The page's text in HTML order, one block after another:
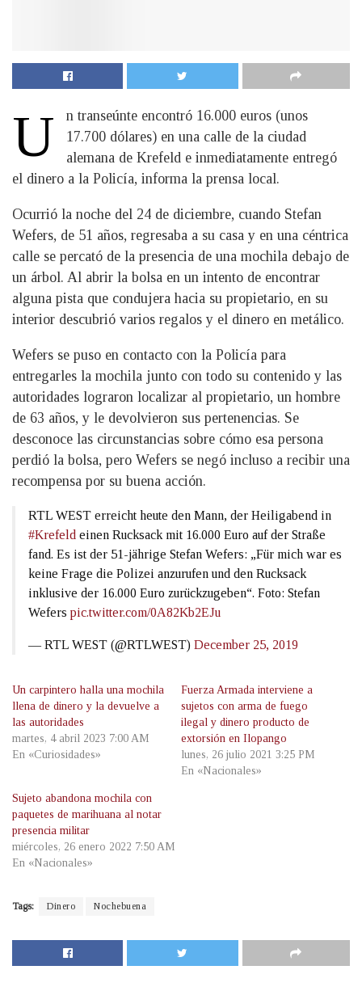
U
n transeúnte encontró 16.000 euros (unos
17.700 dólares) en una calle de la ciudad
alemana de Krefeld e inmediatamente entregó
el dinero a la Policía, informa la prensa local.
Ocurrió la noche del 24 de diciembre, cuando Stefan
Wefers, de 51 años, regresaba a su casa y en una céntrica
calle se percató de la presencia de una mochila debajo de
un árbol. Al abrir la bolsa en un intento de encontrar
alguna pista que condujera hacia su propietario, en su
interior descubrió varios regalos y el dinero en metálico.
Wefers se puso en contacto con la Policía para
entregarles la mochila junto con todo su contenido y las
autoridades lograron localizar al propietario, un hombre
de 63 años, y le devolvieron sus pertenencias. Se
desconoce las circunstancias sobre cómo esa persona
perdió la bolsa, pero Wefers se negó incluso a recibir una
recompensa por su buena acción.
RTL WEST erreicht heute den Mann, der Heiligabend in
#Krefeld einen Rucksack mit 16.000 Euro auf der Straße
fand. Es ist der 51-jährige Stefan Wefers: „Für mich war es
keine Frage die Polizei anzurufen und den Rucksack
inklusive der 16.000 Euro zurückzugeben“. Foto: Stefan
Wefers pic.twitter.com/0A82Kb2EJu
— RTL WEST (@RTLWEST) December 25, 2019
Un carpintero halla una mochila
llena de dinero y la devuelve a
las autoridades
martes, 4 abril 2023 7:00 AM
En «Curiosidades»
Fuerza Armada interviene a
sujetos con arma de fuego
ilegal y dinero producto de
extorsión en Ilopango
lunes, 26 julio 2021 3:25 PM
En «Nacionales»
Sujeto abandona mochila con
paquetes de marihuana al notar
presencia militar
miércoles, 26 enero 2022 7:50 AM
En «Nacionales»
Tags: Dinero Nochebuena